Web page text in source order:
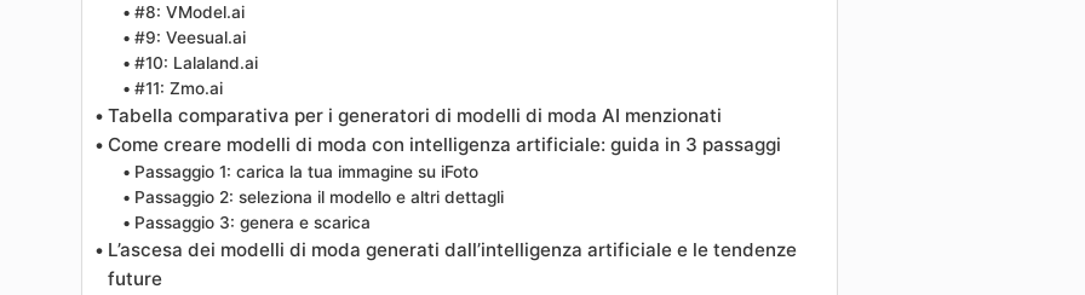
#8: VModel.ai
#9: Veesual.ai
#10: Lalaland.ai
#11: Zmo.ai
Tabella comparativa per i generatori di modelli di moda AI menzionati
Come creare modelli di moda con intelligenza artificiale: guida in 3 passaggi
Passaggio 1: carica la tua immagine su iFoto
Passaggio 2: seleziona il modello e altri dettagli
Passaggio 3: genera e scarica
L’ascesa dei modelli di moda generati dall’intelligenza artificiale e le tendenze
future